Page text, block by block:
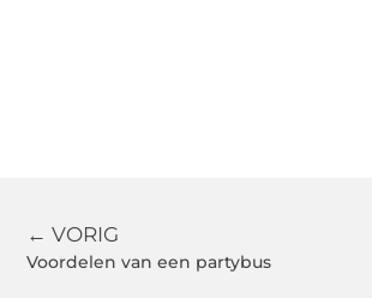
← VORIG
Voordelen van een partybus